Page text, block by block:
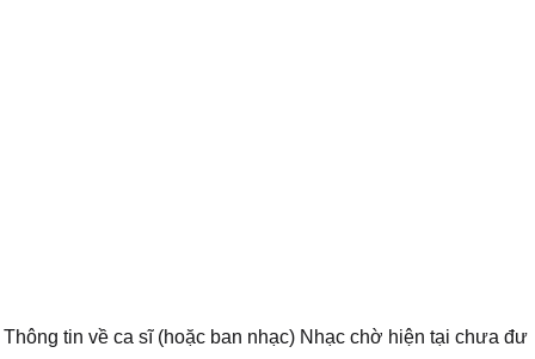
Thông tin về ca sĩ (hoặc ban nhạc) Nhạc chờ hiện tại chưa đư